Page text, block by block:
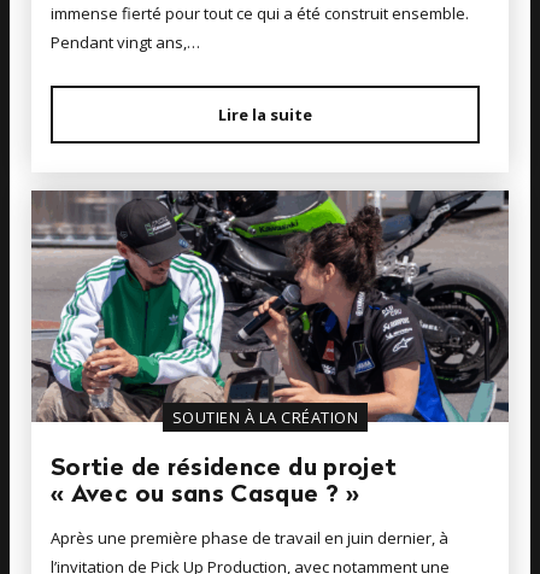
immense fierté pour tout ce qui a été construit ensemble.
Pendant vingt ans,…
Lire la suite
SOUTIEN À LA CRÉATION
Sortie de résidence du projet
« Avec ou sans Casque ? »
Après une première phase de travail en juin dernier, à
l’invitation de Pick Up Production, avec notamment une